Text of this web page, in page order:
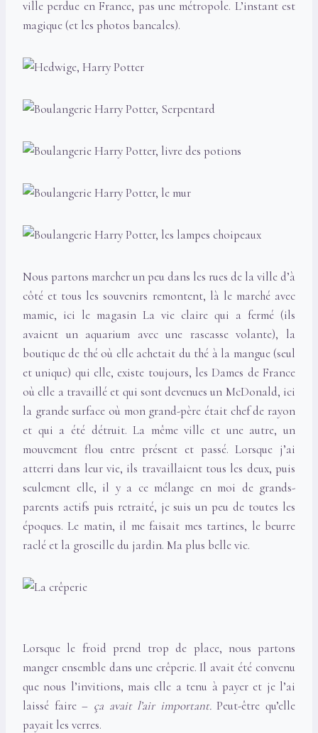
ville perdue en France, pas une métropole. L’instant est
magique (et les photos bancales).
Nous partons marcher un peu dans les rues de la ville d’à
côté et tous les souvenirs remontent, là le marché avec
mamie, ici le magasin La vie claire qui a fermé (ils
avaient un aquarium avec une rascasse volante), la
boutique de thé où elle achetait du thé à la mangue (seul
et unique) qui elle, existe toujours, les Dames de France
où elle a travaillé et qui sont devenues un McDonald, ici
la grande surface où mon grand-père était chef de rayon
et qui a été détruit. La même ville et une autre, un
mouvement flou entre présent et passé. Lorsque j’ai
atterri dans leur vie, ils travaillaient tous les deux, puis
seulement elle, il y a ce mélange en moi de grands-
parents actifs puis retraité, je suis un peu de toutes les
époques. Le matin, il me faisait mes tartines, le beurre
raclé et la groseille du jardin. Ma plus belle vie.
Lorsque le froid prend trop de place, nous partons
manger ensemble dans une crêperie. Il avait été convenu
que nous l’invitions, mais elle a tenu à payer et je l’ai
laissé faire – ça avait l’air important.Peut-être qu’elle
payait les verres.